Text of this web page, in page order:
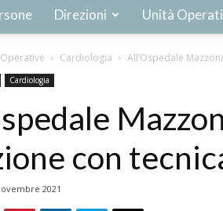
Direzioni Unità
Cardiologia All’Ospedale
Cardiologia
con
2021